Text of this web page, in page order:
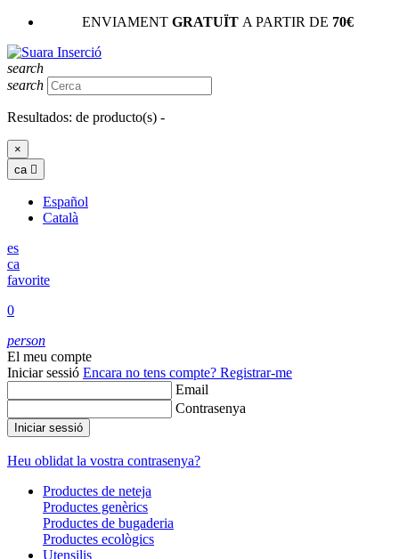
ENVIAMENT GRATUÏTA PARTIR DE 70€
search
search
Resultados: de producto(s) -
×
ca 
Español
Català
es
ca
favorite
0
person
El meu compte
Iniciar sessió Encara no tens compte? Registrar-me
Email
Contrasenya
Iniciar sessió
Heu oblidat la vostra contrasenya?
Productes de neteja
Productes genèrics
Productes de bugaderia
Productes ecològics
Utensilis